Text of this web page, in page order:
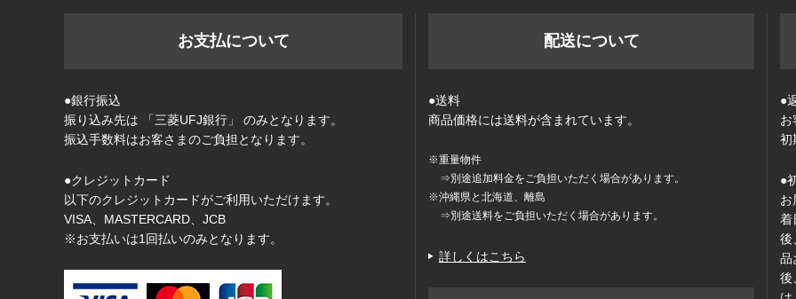
お支払について
●銀行振込
振り込み先は 「三菱UFJ銀行」 のみとなります。
振込手数料はお客さまのご負担となります。
●クレジットカード
以下のクレジットカードがご利用いただけます。
VISA、MASTERCARD、JCB
※お支払いは1回払いのみとなります。
配送について
●送料
商品価格には送料が含まれています。
※重量物件
⇒別途追加料金をご負担いただく場合があります。
※沖縄県と北海道、離島
⇒別途送料をご負担いただく場合があります。
詳しくはこちら
●
お
初
●
お
着
後
品
後